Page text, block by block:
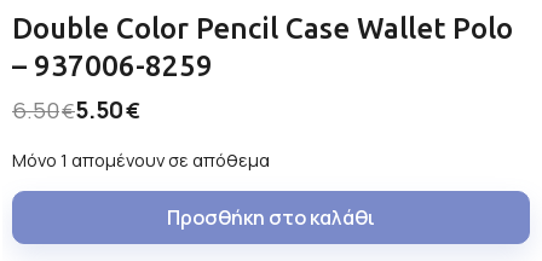
Double Color Pencil Case Wallet Polo
– 937006-8259
6.50€5.50€
Μόνο 1 απομένουν σε απόθεμα
Προσθήκη στο καλάθι